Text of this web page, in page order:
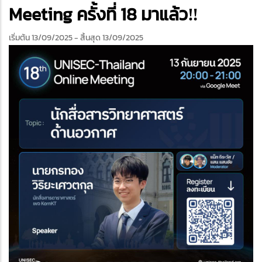
Meeting ครั้งที่ 18 มาแล้ว‼️
เริ่มต้น 13/09/2025- สิ้นสุด 13/09/2025